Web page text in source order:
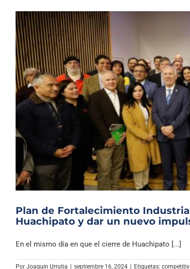
Plan de Fortalecimiento
Huachipato y dar un nuevo
En el mismo día en que el cierre de Huachipato [...]
Por Joaquin Urrutia septiembre 16, 2024 Etiquetas: